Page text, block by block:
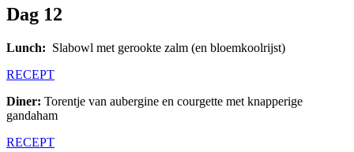
Dag 12
Lunch: Slabowl met gerookte zalm (en bloemkoolrijst)
RECEPT
Diner: Torentje van aubergine en courgette met knapperige
gandaham
RECEPT